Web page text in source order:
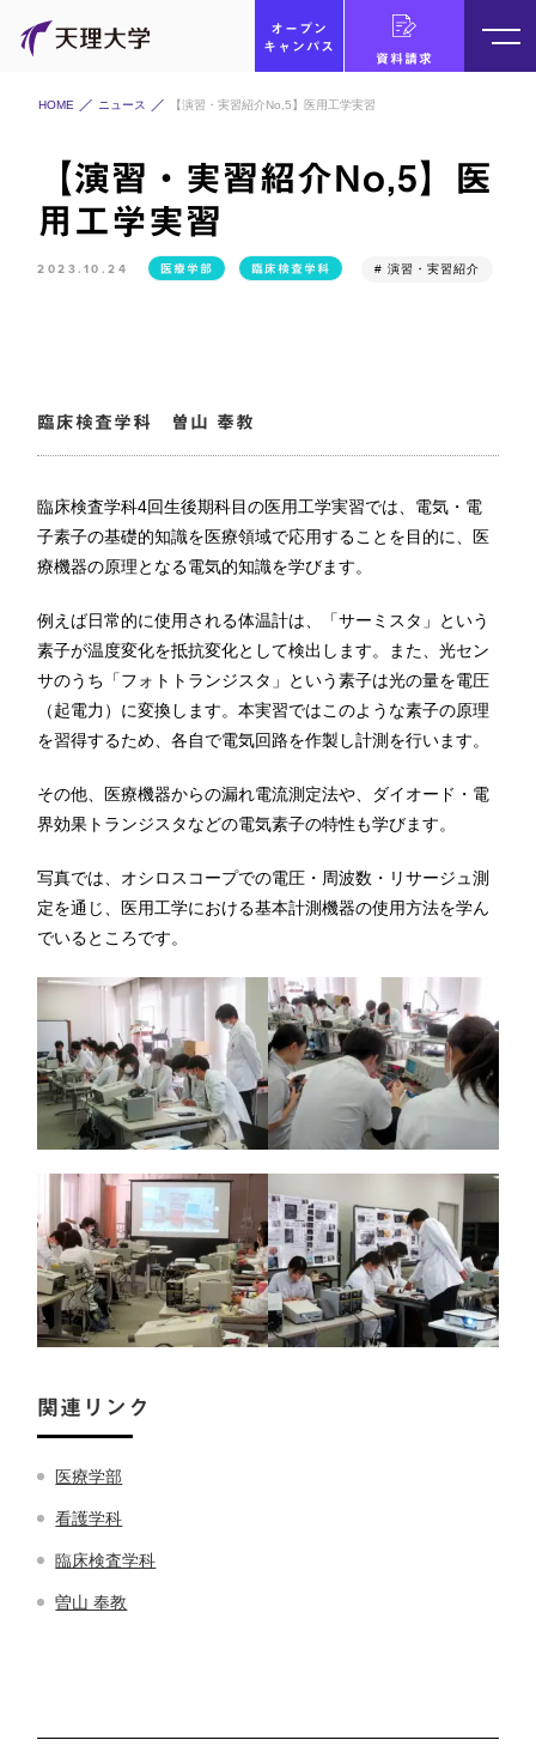
オープン
キャンパス
資料請求
HOME ニュース 【演習・実習紹介No,5】医用工学実習
【演習・実習紹介No,5】医
用工学実習
2023.10.24 医療学部 臨床検査学科 # 演習・実習紹介
臨床検査学科 曽山 奉教
臨床検査学科4回生後期科目の医用工学実習では、電気・電
子素子の基礎的知識を医療領域で応用することを目的に、医
療機器の原理となる電気的知識を学びます。
例えば日常的に使用される体温計は、「サーミスタ」という
素子が温度変化を抵抗変化として検出します。また、光セン
サのうち「フォトトランジスタ」という素子は光の量を電圧
（起電力）に変換します。本実習ではこのような素子の原理
を習得するため、各自で電気回路を作製し計測を行います。
その他、医療機器からの漏れ電流測定法や、ダイオード・電
界効果トランジスタなどの電気素子の特性も学びます。
写真では、オシロスコープでの電圧・周波数・リサージュ測
定を通じ、医用工学における基本計測機器の使用方法を学ん
でいるところです。
関連リンク
医療学部
看護学科
臨床検査学科
曽山 奉教